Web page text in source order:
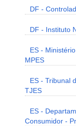
DF -
DF - Instituto
ES -
MPES
ES - Tribunal
TJES
ES -
Consumidor -